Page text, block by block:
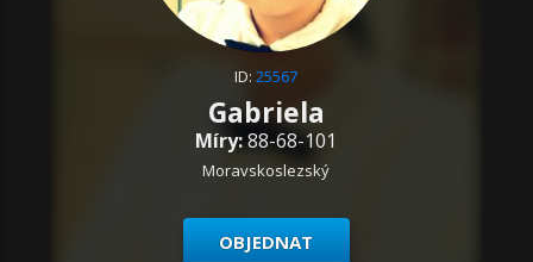
ID:25567
Gabriela
Míry:88-68-101
Moravskoslezský
OBJEDNAT